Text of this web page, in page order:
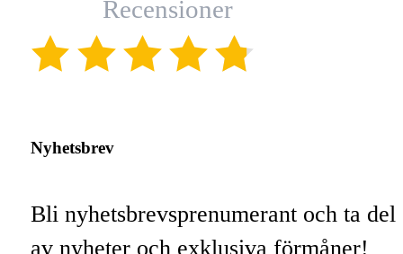
Recensioner
Nyhetsbrev
Bli nyhetsbrevsprenumerant och ta del
av nyheter och exklusiva förmåner!